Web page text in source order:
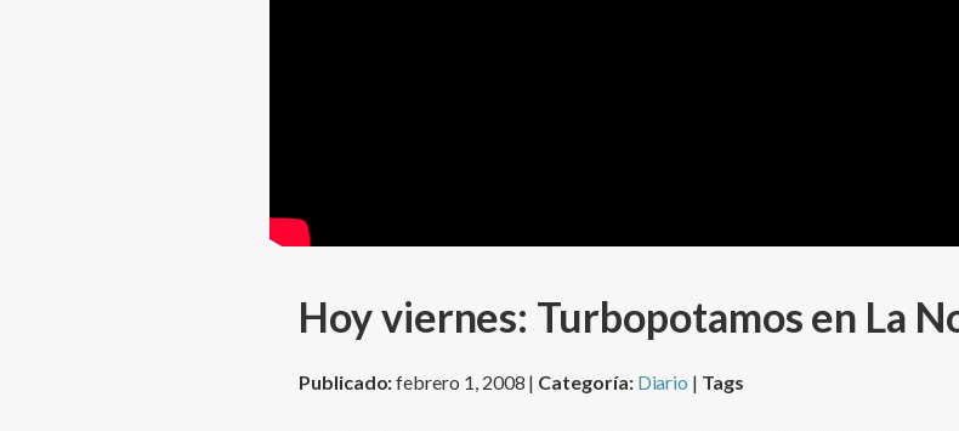
Hoy viernes: Turbopotamos en La
Publicado:febrero 1, 2008 | Categoría: Diario | Tags